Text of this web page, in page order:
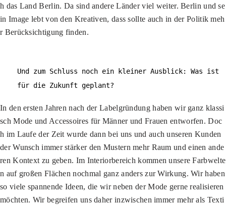
h das Land Berlin. Da sind andere Länder viel weiter. Berlin und se
in Image lebt von den Kreativen, dass sollte auch in der Politik meh
r Berücksichtigung finden.
Und zum Schluss noch ein kleiner Ausblick: Was ist
für die Zukunft geplant?
In den ersten Jahren nach der Labelgründung haben wir ganz klassi
sch Mode und Accessoires für Männer und Frauen entworfen. Doc
h im Laufe der Zeit wurde dann bei uns und auch unseren Kunden
der Wunsch immer stärker den Mustern mehr Raum und einen ande
ren Kontext zu geben. Im Interiorbereich kommen unsere Farbwelte
n auf großen Flächen nochmal ganz anders zur Wirkung. Wir haben
so viele spannende Ideen, die wir neben der Mode gerne realisieren
möchten. Wir begreifen uns daher inzwischen immer mehr als Texti